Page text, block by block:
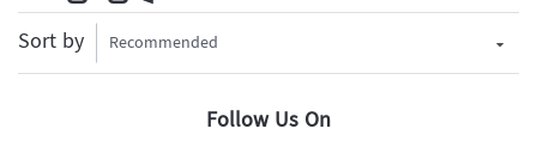
Sort by Recommended
Follow Us On